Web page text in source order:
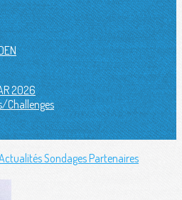
2026
Challenges
SondagesPartenaires